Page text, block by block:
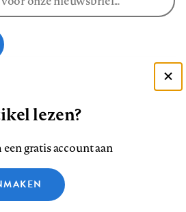
ons
Instagram
ons
op
YouTube
ons
Privacy
Medische vragen verdienen
antwoorden
lezen?
een gratis account aan